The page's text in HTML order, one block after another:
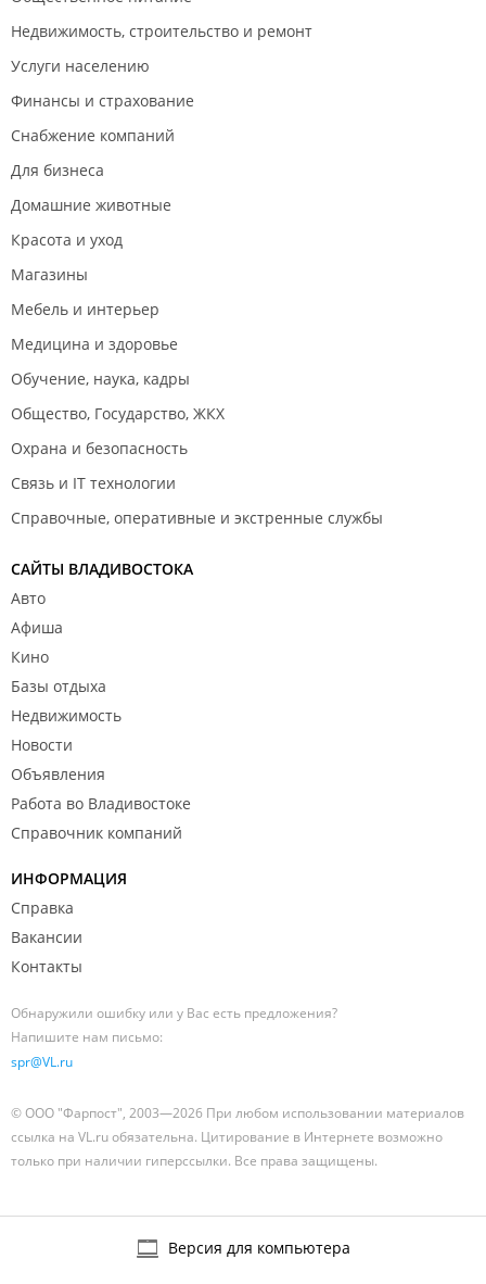
Недвижимость, строительство и ремонт
Услуги населению
Финансы и страхование
Снабжение компаний
Для бизнеса
Домашние животные
Красота и уход
Магазины
Мебель и интерьер
Медицина и здоровье
Обучение, наука, кадры
Общество, Государство, ЖКХ
Охрана и безопасность
Связь и IT технологии
Справочные, оперативные и экстренные службы
САЙТЫ ВЛАДИВОСТОКА
Авто
Афиша
Кино
Базы отдыха
Недвижимость
Новости
Объявления
Работа во Владивостоке
Справочник компаний
ИНФОРМАЦИЯ
Справка
Вакансии
Контакты
Обнаружили ошибку или у Вас есть предложения?
Напишите нам письмо:
spr@VL.ru
© ООО "Фарпост", 2003—2026 При любом использовании материалов
ссылка на VL.ru обязательна. Цитирование в Интернете возможно
только при наличии гиперссылки. Все права защищены.
Версия для компьютера